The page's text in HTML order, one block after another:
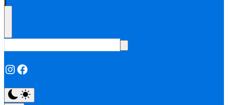
Instagram
Facebook